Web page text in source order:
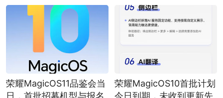
荣耀MagicOS11品鉴会当
日，首批招募机型与报名
荣耀MagicOS10首批计划
今日到期，未收到更新先